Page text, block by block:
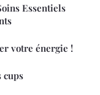
Essentiels
votre énergie !
cups